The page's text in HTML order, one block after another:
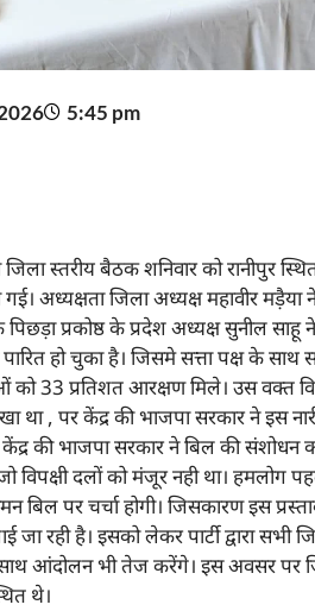
5:45 pm
जिला स्तरीय बैठक शनिवार को रानीपुर
अध्यक्षता जिला अध्यक्ष महावीर
पिछड़ा प्रकोष्ठ के प्रदेश अध्यक्ष सुनील
हो चुका है। जिसमे सत्ता पक्ष के साथ
को 33 प्रतिशत आरक्षण मिले। उस वक्त
था , पर केंद्र की भाजपा सरकार ने इस
केंद्र की भाजपा सरकार ने बिल की संशोधन
विपक्षी दलों को मंजूर नही था।
बिल पर चर्चा होगी। जिसकारण इस
जा रही है। इसको लेकर पार्टी द्वारा
साथ आंदोलन भी तेज करेंगे। इस अवसर
थे।